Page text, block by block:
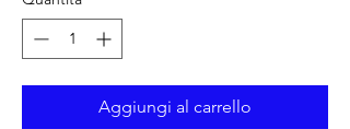
Aggiungi al carrello